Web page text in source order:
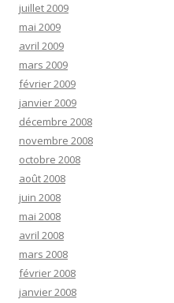
juillet 2009
mai 2009
avril 2009
mars 2009
février 2009
janvier 2009
décembre 2008
novembre 2008
octobre 2008
août 2008
juin 2008
mai 2008
avril 2008
mars 2008
février 2008
janvier 2008